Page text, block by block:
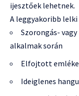
ijesztőek lehetnek.
A leggyakoribb
Szorongás-
alkalmak során
Elfojtott
Ideiglenes